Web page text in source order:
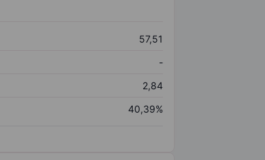
57,51
-
2,84
40,39%